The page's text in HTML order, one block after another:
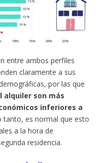
entre ambos perfiles
claramente a sus
por las que
alquiler son más
inferiores a
tanto, es normal que esto
a la hora de
residencia.